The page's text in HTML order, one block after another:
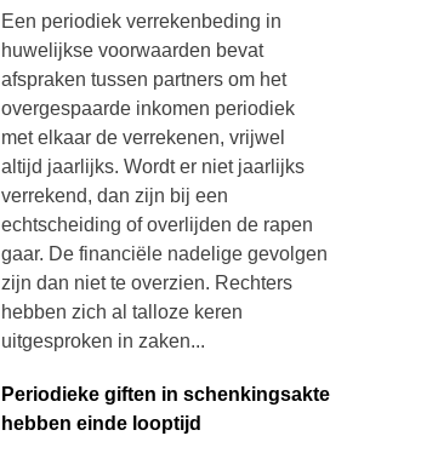
Een periodiek verrekenbeding in
huwelijkse voorwaarden bevat
afspraken tussen partners om het
overgespaarde inkomen periodiek
met elkaar de verrekenen, vrijwel
altijd jaarlijks. Wordt er niet jaarlijks
verrekend, dan zijn bij een
echtscheiding of overlijden de rapen
gaar. De financiële nadelige gevolgen
zijn dan niet te overzien. Rechters
hebben zich al talloze keren
uitgesproken in zaken...
Periodieke giften in schenkingsakte
hebben einde looptijd